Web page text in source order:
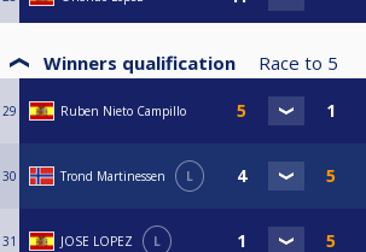
Winners qualification Race to 5
29 Ruben Nieto Campillo
30 Trond Martinessen L
31 JOSE LOPEZ L